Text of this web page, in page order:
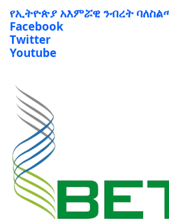
የኢትዮጵያ አእምሯዊ ንብረት
Facebook
Twitter
Youtube